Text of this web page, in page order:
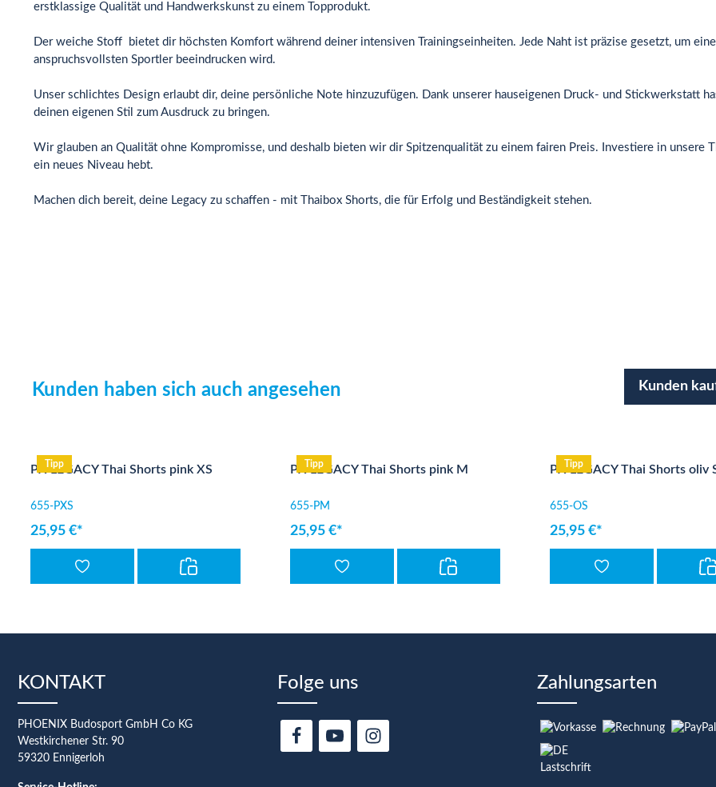
erstklassige Qualität und Handwerkskunst zu einem Topprodukt.
Der weiche Stoff bietet dir höchsten Komfort während deiner intensiven Trainingseinheiten. Jede Naht ist präzise gesetzt, um
anspruchsvollsten Sportler beeindrucken wird.
Unser schlichtes Design erlaubt dir, deine persönliche Note hinzuzufügen. Dank unserer hauseigenen Druck- und Stickwerkstatt
deinen eigenen Stil zum Ausdruck zu bringen.
Wir glauben an Qualität ohne Kompromisse, und deshalb bieten wir dir Spitzenqualität zu einem fairen Preis. Investiere in unsere
ein neues Niveau hebt.
Machen dich bereit, deine Legacy zu schaffen - mit Thaibox Shorts, die für Erfolg und Beständigkeit stehen.
Kunden haben sich auch angesehen Kunden
Tipp
PX LEGACY Thai Shorts pink XS
655-PXS
25,95 €*
Tipp
PX LEGACY Thai Shorts pink M
655-PM
25,95 €*
Tipp
PX LEGACY Thai Shorts oliv
655-OS
25,95 €*
KONTAKT
PHOENIX Budosport GmbH Co KG
Westkirchener Str. 90
59320 Ennigerloh
Folge uns Zahlungsarten